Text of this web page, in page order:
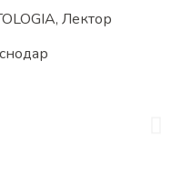
Лектор